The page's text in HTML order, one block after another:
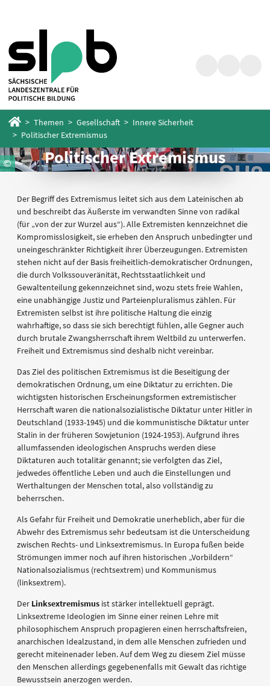
springen
springen
Startseite
Themen Gesellschaft
Innere Sicherheit
Politischer Extremismus
Politischer Extremismus
Der Begriff des Extremismus leitet sich aus dem Lateinischen ab
und beschreibt das Äußerste im verwandten Sinne von radikal
(für „von der zur Wurzel aus“). Alle Extremisten kennzeichnet die
Kompromisslosigkeit, sie erheben den Anspruch unbedingter und
uneingeschränkter Richtigkeit ihrer Überzeugungen. Extremisten
stehen nicht auf der Basis freiheitlich-demokratischer Ordnungen,
die durch Volkssouveränität, Rechtsstaatlichkeit und
Gewaltenteilung gekennzeichnet sind, wozu stets freie Wahlen,
eine unabhängige Justiz und Parteienpluralismus zählen. Für
Extremisten selbst ist ihre politische Haltung die einzig
wahrhaftige, so dass sie sich berechtigt fühlen, alle Gegner auch
durch brutale Zwangsherrschaft ihrem Weltbild zu unterwerfen.
Freiheit und Extremismus sind deshalb nicht vereinbar.
Das Ziel des politischen Extremismus ist die Beseitigung der
demokratischen Ordnung, um eine Diktatur zu errichten. Die
wichtigsten historischen Erscheinungsformen extremistischer
Herrschaft waren die nationalsozialistische Diktatur unter Hitler in
Deutschland (1933-1945) und die kommunistische Diktatur unter
Stalin in der früheren Sowjetunion (1924-1953). Aufgrund ihres
allumfassenden ideologischen Anspruchs werden diese
Diktaturen auch totalitär genannt; sie verfolgten das Ziel,
jedwedes öffentliche Leben und auch die Einstellungen und
Werthaltungen der Menschen total, also vollständig zu
beherrschen.
Als Gefahr für Freiheit und Demokratie unerheblich, aber für die
Abwehr des Extremismus sehr bedeutsam ist die Unterscheidung
zwischen Rechts- und Linksextremismus. In Europa fußen beide
Strömungen immer noch auf ihren historischen „Vorbildern“
Nationalsozialismus (rechtsextrem) und Kommunismus
(linksextrem).
Der Linksextremismus ist stärker intellektuell geprägt.
Linksextreme Ideologien im Sinne einer reinen Lehre mit
philosophischem Anspruch propagieren einen herrschaftsfreien,
anarchischen Idealzustand, in dem alle Menschen zufrieden und
gerecht miteinenader leben. Auf dem Weg zu diesem Ziel müsse
den Menschen allerdings gegebenenfalls mit Gewalt das richtige
Bewusstsein anerzogen werden.